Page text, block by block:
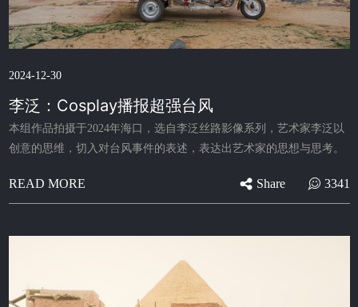
2024-12-30
李泛：Cosplay播报超强台风
本组作品拍摄于2024年海口，选自李泛丝路影像系列，艺术家李泛以
创意的思维，切入对台风事件的表述，表达出艺术家的思想与思考。
READ MORE Share 3341